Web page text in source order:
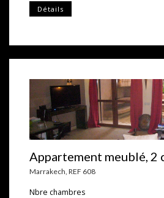
Détails
Appartement meublé, 2
Marrakech, REF 608
Nbre chambres